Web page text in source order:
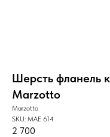
Шерсть фланель
Marzotto
Marzotto
SKU: MAE 614
2 700